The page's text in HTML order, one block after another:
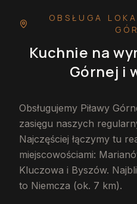
OBSŁUGA
Kuchnie na
Górnej i
Obsługujemy Piławy
zasięgu naszych
Najczęściej łączymy tu
miejscowościami:
Kluczowa i Byszów.
to Niemcza (ok. 7 km).